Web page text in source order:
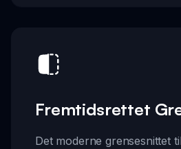
Fremtidsrettet
Det moderne grensesnittet